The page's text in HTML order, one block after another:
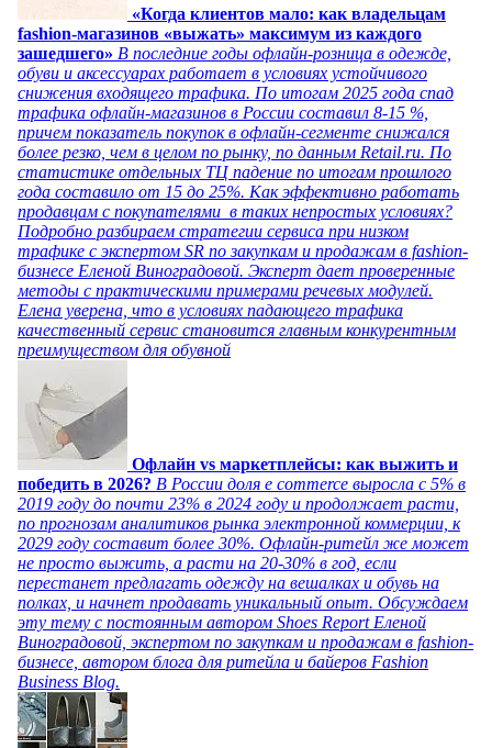
«Когда клиентов мало: как владельцам
fashion-магазинов «выжать» максимум из каждого
зашедшего» В последние годы офлайн-розница в одежде,
обуви и аксессуарах работает в условиях устойчивого
снижения входящего трафика. По итогам 2025 года спад
трафика офлайн-магазинов в России составил 8-15 %,
причем показатель покупок в офлайн-сегменте снижался
более резко, чем в целом по рынку, по данным Retail.ru. По
статистике отдельных ТЦ падение по итогам прошлого
года составило от 15 до 25%. Как эффективно работать
продавцам с покупателями в таких непростых условиях?
Подробно разбираем стратегии сервиса при низком
трафике с экспертом SR по закупкам и продажам в fashion-
бизнесе Еленой Виноградовой. Эксперт дает проверенные
методы с практическими примерами речевых модулей.
Елена уверена, что в условиях падающего трафика
качественный сервис становится главным конкурентным
преимуществом для обувной
Офлайн vs маркетплейсы: как выжить и
победить в 2026? В России доля e commerce выросла с 5% в
2019 году до почти 23% в 2024 году и продолжает расти,
по прогнозам аналитиков рынка электронной коммерции, к
2029 году составит более 30%. Офлайн-ритейл же может
не просто выжить, а расти на 20-30% в год, если
перестанет предлагать одежду на вешалках и обувь на
полках, и начнет продавать уникальный опыт. Обсуждаем
эту тему с постоянным автором Shoes Report Еленой
Виноградовой, экспертом по закупкам и продажам в fashion-
бизнесе, автором блога для ритейла и байеров Fashion
Business Blog.